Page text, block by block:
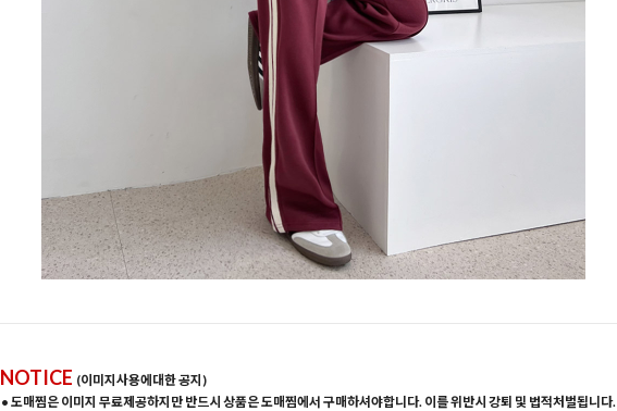
NOTICE (이미지사용에대한 공지)
• 도매찜은 이미지 무료제공하지만 반드시 상품은 도매찜에서 구매하셔야합니다. 이를 위반시 강퇴 및 법적처벌됩니다.